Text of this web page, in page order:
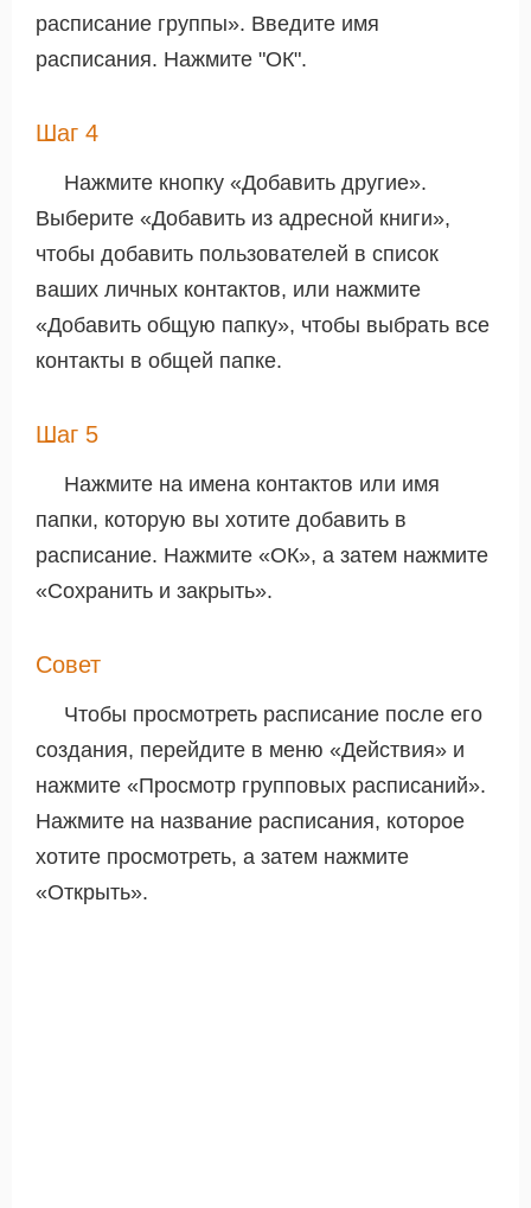
расписание группы». Введите имя
расписания. Нажмите "ОК".
Шаг 4
Нажмите кнопку «Добавить другие».
Выберите «Добавить из адресной книги»,
чтобы добавить пользователей в список
ваших личных контактов, или нажмите
«Добавить общую папку», чтобы выбрать все
контакты в общей папке.
Шаг 5
Нажмите на имена контактов или имя
папки, которую вы хотите добавить в
расписание. Нажмите «ОК», а затем нажмите
«Сохранить и закрыть».
Совет
Чтобы просмотреть расписание после его
создания, перейдите в меню «Действия» и
нажмите «Просмотр групповых расписаний».
Нажмите на название расписания, которое
хотите просмотреть, а затем нажмите
«Открыть».